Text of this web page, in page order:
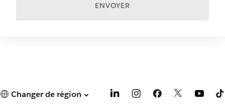
ENVOYER
Changer de région